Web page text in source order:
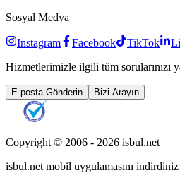
Sosyal Medya
Instagram Facebook TikTok
Hizmetlerimizle ilgili tüm sorularınızı
E-posta Gönderin Bizi Arayın
Copyright © 2006 - 2026 isbul.net
isbul.net mobil uygulamasını indirdiniz